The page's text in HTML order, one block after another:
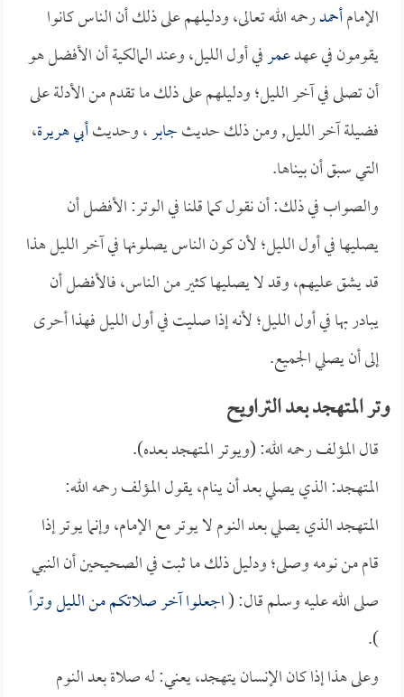
الإمامأحمدرحمه الله تعالى، ودليلهم على ذلك أن الناس كانوا
يقومون في عهدعمرفي أول الليل، وعند المالكية أن الأفضل هو
أن تصلى في آخر الليل؛ ودليلهم على ذلك ما تقدم من الأدلة على
فضيلة آخر الليل, ومن ذلك حديثجابر، وحديثأبي هريرة،
التي سبق أن بيناها.
والصواب في ذلك: أن نقول كما قلنا في الوتر: الأفضل أن
يصليها في أول الليل؛ لأن كون الناس يصلونها في آخر الليل هذا
قد يشق عليهم، وقد لا يصليها كثير من الناس، فالأفضل أن
يبادر بها في أول الليل؛ لأنه إذا صليت في أول الليل فهذا أحرى
إلى أن يصلي الجميع.
وتر المتهجد بعد التراويح
قال المؤلف رحمه الله: (ويوتر المتهجد بعده).
المتهجد: الذي يصلي بعد أن ينام، يقول المؤلف رحمه الله:
المتهجد الذي يصلي بعد النوم لا يوتر مع الإمام، وإنما يوتر إذا
قام من نومه وصلى؛ ودليل ذلك ما ثبت في الصحيحين أن النبي
صلى الله عليه وسلم قال: (اجعلوا آخر صلاتكم من الليل وتراً
).
وعلى هذا إذا كان الإنسان يتهجد، يعني: له صلاة بعد النوم